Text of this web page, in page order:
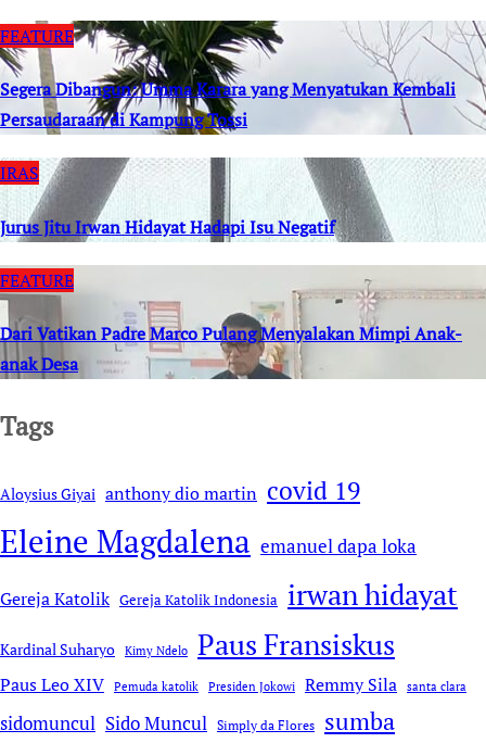
FEATURE
Segera Dibangun: Umma Karara yang Menyatukan Kembali
Persaudaraan di Kampung Tossi
IRAS
Jurus Jitu Irwan Hidayat Hadapi Isu Negatif
FEATURE
Dari Vatikan Padre Marco Pulang Menyalakan Mimpi Anak-
anak Desa
Tags
Aloysius Giyai anthony dio martin covid 19
Eleine Magdalena emanuel dapa loka
Gereja Katolik Gereja Katolik Indonesia irwan hidayat
Kardinal Suharyo Kimy Ndelo Paus Fransiskus
Paus Leo XIV Pemuda katolik Presiden Jokowi Remmy Sila santa clara
sidomuncul Sido Muncul Simply da Flores sumba